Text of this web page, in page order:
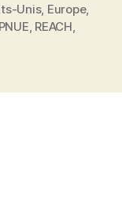
pour
les
Unis, Europe,
PNUE REACH